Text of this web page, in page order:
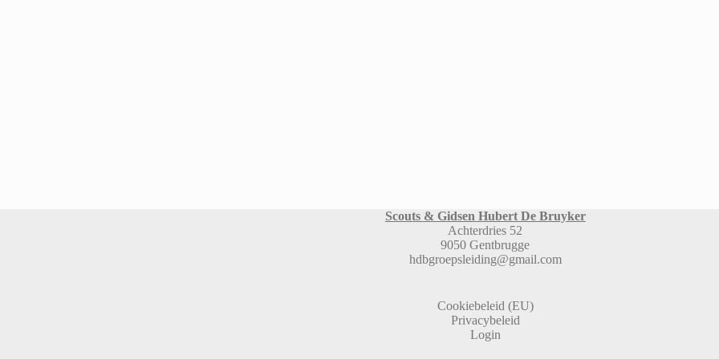
Scouts & Gidsen Hubert De Bruyker
Achterdries 52
9050 Gentbrugge
hdbgroepsleiding@gmail.com
Cookiebeleid (EU)
Privacybeleid
Login